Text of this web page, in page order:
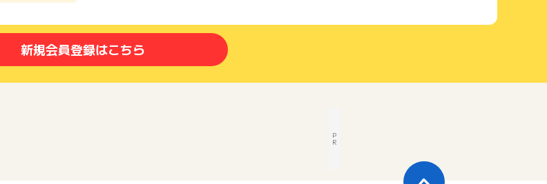
新規会員登録はこちら
P
R